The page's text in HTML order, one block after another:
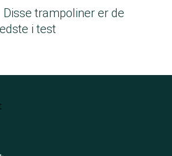
Disse trampoliner er de
i test